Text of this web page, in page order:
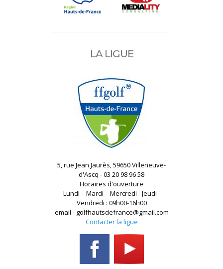
LA LIGUE
5, rue Jean Jaurès, 59650 Villeneuve-
d'Ascq - 03 20 98 96 58
Horaires d'ouverture
Lundi – Mardi – Mercredi - Jeudi -
Vendredi : 09h00-16h00
email - golfhautsdefrance@gmail.com
Contacter la ligue